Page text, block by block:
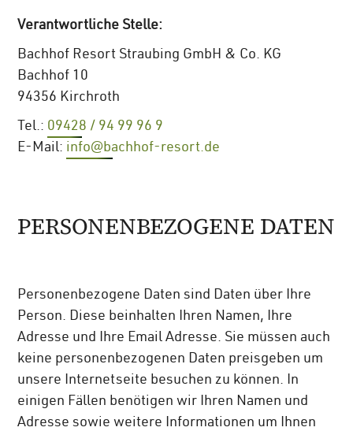
Verantwortliche Stelle:
Bachhof Resort Straubing GmbH & Co. KG
Bachhof 10
94356 Kirchroth
Tel.: 09428 / 94 99 96 9
E-Mail: info@bachhof-resort.de
PERSONENBEZOGENE DATEN
Personenbezogene Daten sind Daten über Ihre
Person. Diese beinhalten Ihren Namen, Ihre
Adresse und Ihre Email Adresse. Sie müssen auch
keine personenbezogenen Daten preisgeben um
unsere Internetseite besuchen zu können. In
einigen Fällen benötigen wir Ihren Namen und
Adresse sowie weitere Informationen um Ihnen